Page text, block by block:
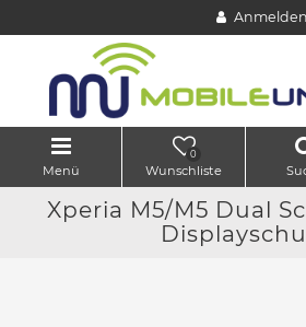
Anmelden
Menü
0
Wunschliste
Xperia M5/M5 Dual